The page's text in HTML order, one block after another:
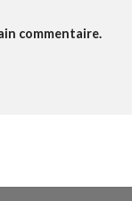
commentaire.